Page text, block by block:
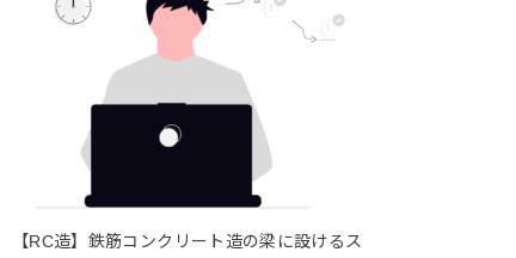
【RC造】鉄筋コンクリート造の梁に設けるス